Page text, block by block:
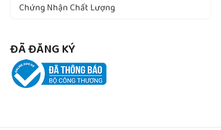
Chứng Nhận Chất Lượng
ĐÃ ĐĂNG KÝ